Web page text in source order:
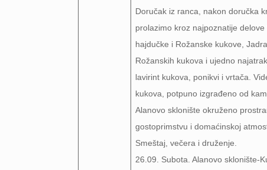
Doručak iz ranca, nakon doručka
prolazimo kroz najpoznatije
hajdučke i Rožanske kukove,
Rožanskih kukova i ujedno
lavirint kukova, ponikvi i vrtača.
kukova, potpuno izgrađeno od
Alanovo sklonište okruženo
gostoprimstvu i domaćinskoj
Smeštaj, večera i druženje.
26.09. Subota. Alanovo sklonište-